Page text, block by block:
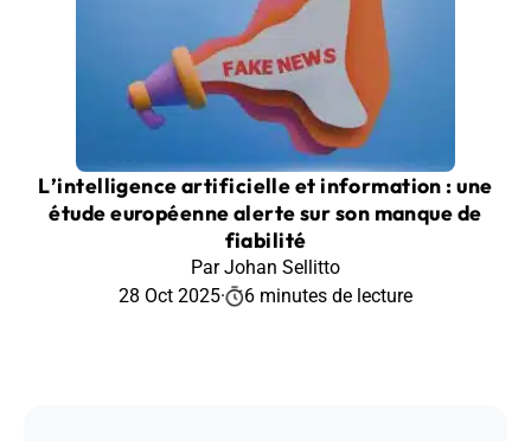
L’intelligence artificielle et information : une
étude européenne alerte sur son manque de
fiabilité
Par Johan Sellitto
28 Oct 2025· 6 minutes de lecture